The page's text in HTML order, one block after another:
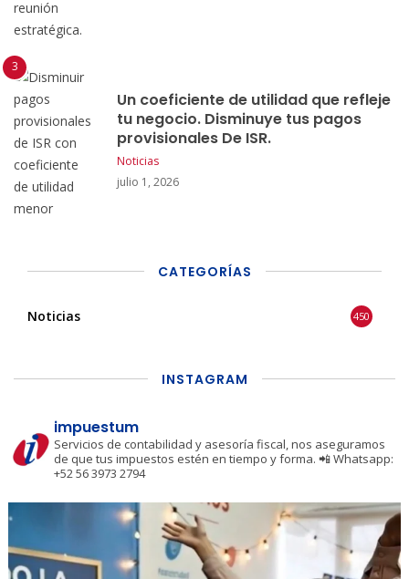
Un coeficiente de utilidad que refleje
tu negocio. Disminuye tus pagos
provisionales De ISR.
Noticias
julio 1, 2026
CATEGORÍAS
Noticias 450
INSTAGRAM
impuestum
Servicios de contabilidad y asesoría fiscal, nos aseguramos
de que tus impuestos estén en tiempo y forma. 📲 Whatsapp:
+52 56 3973 2794